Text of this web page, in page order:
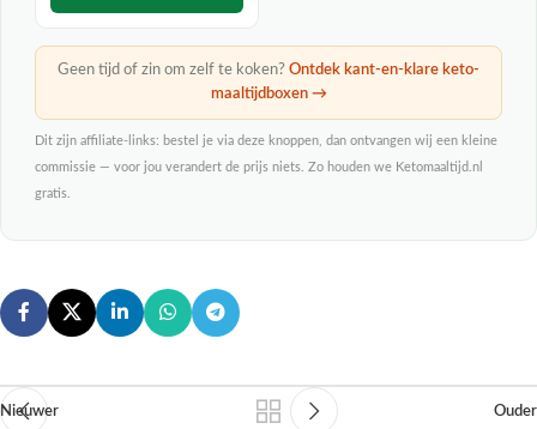
Geen tijd of zin om zelf te koken? Ontdek kant-en-klare keto-
maaltijdboxen →
Dit zijn affiliate-links: bestel je via deze knoppen, dan ontvangen wij een kleine
commissie — voor jou verandert de prijs niets. Zo houden we Ketomaaltijd.nl
gratis.
Nieuwer Ouder